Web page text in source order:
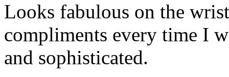
Looks fabulous on the
compliments every time I
and sophisticated.